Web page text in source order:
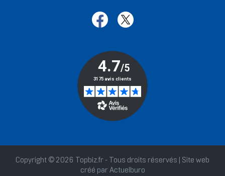
Copyright © 2026 Topbiz.fr - Tous droits réservés | Site web
créé par Actuelburo